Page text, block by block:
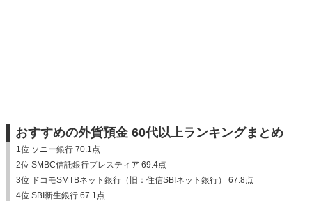
おすすめの外貨預金 60代以上ランキングまとめ
1位 ソニー銀行 70.1点
2位 SMBC信託銀行プレスティア 69.4点
3位 ドコモSMTBネット銀行（旧：住信SBIネット銀行） 67.8点
4位 SBI新生銀行 67.1点